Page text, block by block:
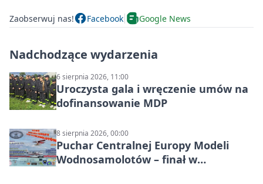
Zaobserwuj nas! Facebook Google News
Nadchodzące wydarzenia
6 sierpnia 2026, 11:00
Uroczysta gala i wręczenie umów na
dofinansowanie MDP
8 sierpnia 2026, 00:00
Puchar Centralnej Europy Modeli
Wodnosamolotów – finał w